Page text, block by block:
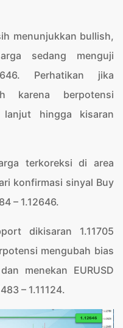
menunjukkan bullish,
sedang menguji
Perhatikan jika
karena berpotensi
lanjut hingga kisaran
terkoreksi di area
konfirmasi sinyal Buy
– 1.12646.
dikisaran 1.11705
mengubah bias
menekan EURUSD
– 1.11124.